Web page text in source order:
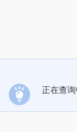
正在查